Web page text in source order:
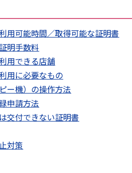
用可能時間／取得可能な証明書
明手数料
用できる店舗
用に必要なもの
ー機）の操作方法
申請方法
交付できない証明書
対策